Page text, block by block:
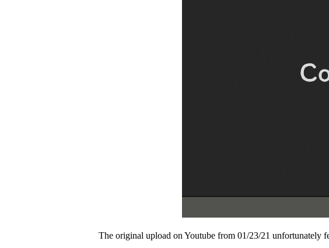
The original upload on Youtube from 01/23/21 unfortunately